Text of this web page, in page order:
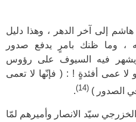
إلى آخر الدهر ، وهذا دليل
، وما ظنك بامرٍ يدفع صدور
فيه السيوف على رؤوس
لا عمى أفئدةٍ ! : ( فإنّها لا تعمى
الصدور ) (14)
.
سيّد الانصار وأميرهم لمّا